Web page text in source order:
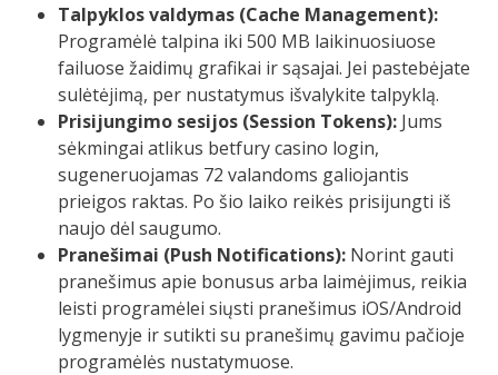
Talpyklos valdymas (Cache Management):
Programėlė talpina iki 500 MB laikinuosiuose
failuose žaidimų grafikai ir sąsajai. Jei pastebėjate
sulėtėjimą, per nustatymus išvalykite talpyklą.
Prisijungimo sesijos (Session Tokens): Jums
sėkmingai atlikus betfury casino login,
sugeneruojamas 72 valandoms galiojantis
prieigos raktas. Po šio laiko reikės prisijungti iš
naujo dėl saugumo.
Pranešimai (Push Notifications): Norint gauti
pranešimus apie bonusus arba laimėjimus, reikia
leisti programėlei siųsti pranešimus iOS/Android
lygmenyje ir sutikti su pranešimų gavimu pačioje
programėlės nustatymuose.